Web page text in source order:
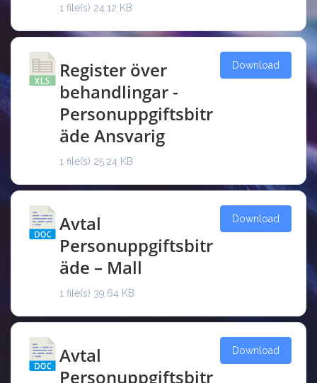
1 file(s) 24.12 KB
Register över
behandlingar -
Personuppgiftsbitr
äde Ansvarig
1 file(s) 25.24 KB
Download
Avtal
Personuppgiftsbitr
äde – Mall
1 file(s) 39.64 KB
Download
Avtal
Personuppgiftsbitr
Download